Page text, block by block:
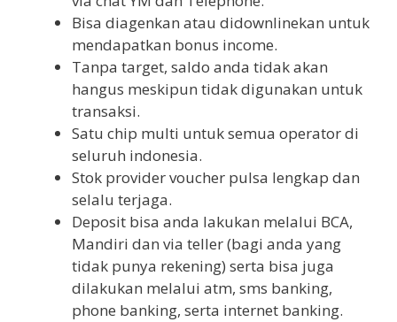
Bisa diagenkan atau didownlinekan untuk
mendapatkan bonus income.
Tanpa target, saldo anda tidak akan
hangus meskipun tidak digunakan untuk
transaksi.
Satu chip multi untuk semua operator di
seluruh indonesia.
Stok provider voucher pulsa lengkap dan
selalu terjaga.
Deposit bisa anda lakukan melalui BCA,
Mandiri dan via teller (bagi anda yang
tidak punya rekening) serta bisa juga
dilakukan melalui atm, sms banking,
phone banking, serta internet banking.